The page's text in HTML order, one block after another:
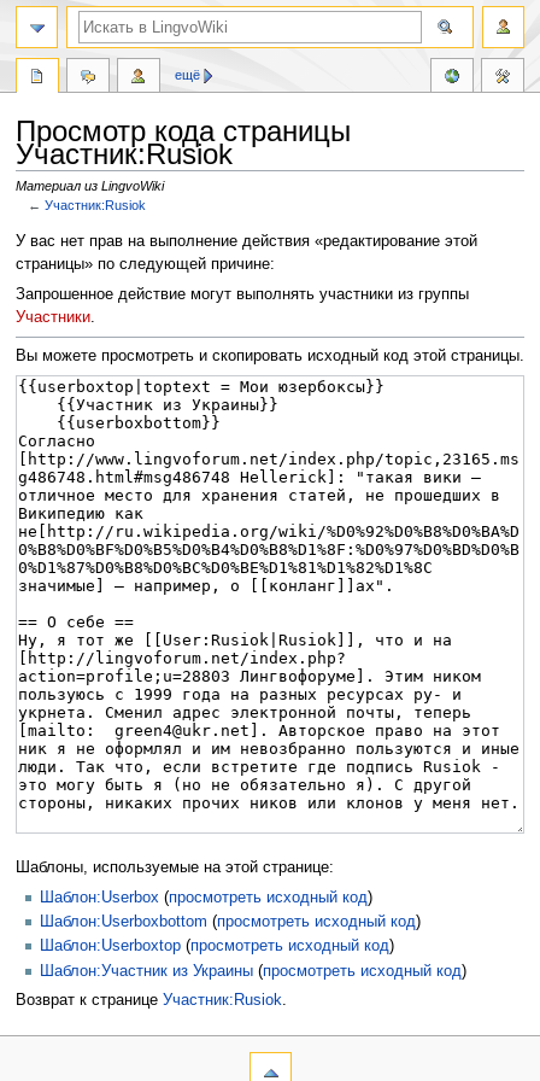
Просмотр кода страницы
Участник:Rusiok
Материал из LingvoWiki
←Участник:Rusiok
Перейти
к
навигации
Перейти
к
поиску
У вас нет прав на выполнение действия «редактирование этой
страницы» по следующей причине:
Запрошенное действие могут выполнять участники из группы
Участники.
Вы можете просмотреть и скопировать исходный код этой страницы.
Шаблоны, используемые на этой странице:
Шаблон:Userbox (просмотреть исходный код)
Шаблон:Userboxbottom (просмотреть исходный код)
Шаблон:Userboxtop (просмотреть исходный код)
Шаблон:Участник из Украины (просмотреть исходный код)
Возврат к странице Участник:Rusiok
ещё